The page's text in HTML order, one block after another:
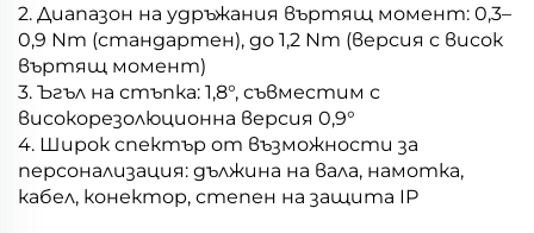
2. Диапазон на удръжания въртящ момент: 0,3–
0,9 Nm (стандартен), до 1,2 Nm (версия с висок
въртящ момент)
3. Ъгъл на стъпка: 1,8°, съвместим с
високорезолюционна версия 0,9°
4. Широк спектър от възможности за
персонализация: дължина на вала, намотка,
кабел, конектор, степен на защита IP